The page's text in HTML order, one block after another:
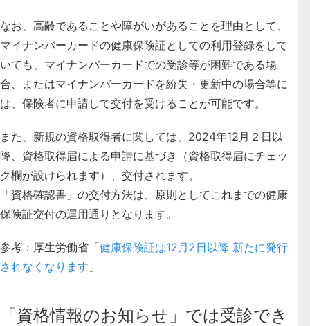
なお、高齢であることや障がいがあることを理由として、
マイナンバーカードの健康保険証としての利用登録をして
いても、マイナンバーカードでの受診等が困難である場
合、またはマイナンバーカードを紛失・更新中の場合等に
は、保険者に申請して交付を受けることが可能です。
また、新規の資格取得者に関しては、2024年12月２日以
降、資格取得届による申請に基づき（資格取得届にチェッ
ク欄が設けられます）、交付されます。
「資格確認書」の交付方法は、原則としてこれまでの健康
保険証交付の運用通りとなります。
参考：厚生労働省「健康保険証は12月2日以降 新たに発行
されなくなります 」
「資格情報のお知らせ」では受診でき